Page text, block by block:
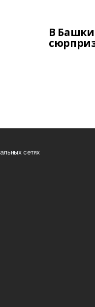
В
сетях